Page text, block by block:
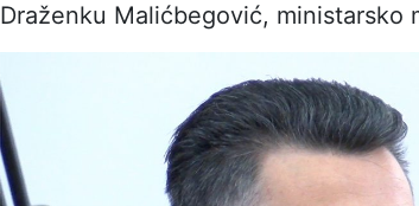
Draženku Malićbegović, ministarsko